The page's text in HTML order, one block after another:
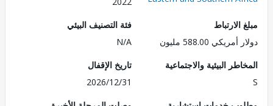
588.00 مليون
فئة التصنيف البيئي
N/A
البيئية والاجتماعية
تاريخ الإقفال
2026/12/31